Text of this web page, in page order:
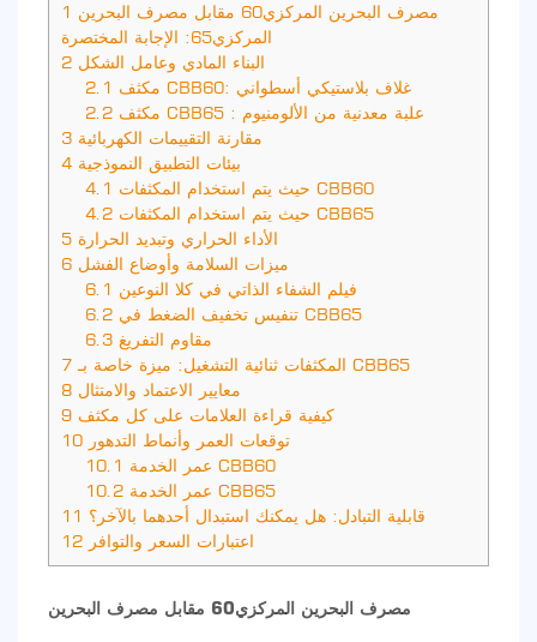
1
المركزي65: الإجابة المختصرة
2 البناء المادي وعامل الشكل
2.1
مكثف CBB60: غلاف بلاستيكي أسطواني
2.2
مكثف CBB65 : علبة معدنية من الألومنيوم
3 مقارنة التقييمات الكهربائية
4 بيئات التطبيق النموذجية
4.1
حيث يتم استخدام المكثفات CBB60
4.2
حيث يتم استخدام المكثفات CBB65
5 الأداء الحراري وتبديد الحرارة
6 ميزات السلامة وأوضاع الفشل
6.1 فيلم الشفاء الذاتي في كلا النوعين
6.2
تنفيس تخفيف الضغط في CBB65
6.3 مقاوم التفريغ
7
المكثفات ثنائية التشغيل: ميزة خاصة بـ CBB65
8 معايير الاعتماد والامتثال
9 كيفية قراءة العلامات على كل مكثف
10 توقعات العمر وأنماط التدهور
10.1
عمر الخدمة CBB60
10.2
عمر الخدمة CBB65
11 قابلية التبادل: هل يمكنك استبدال أحدهما بالآخر؟
12 اعتبارات السعر والتوافر
مصرف البحرين المركزي60 مقابل مصرف البحرين